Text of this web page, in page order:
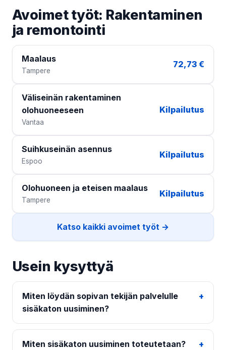
Avoimet työt: Rakentaminen
ja remontointi
Maalaus
Tampere
72,73 €
Väliseinän rakentaminen
olohuoneeseen
Vantaa
Kilpailutus
Suihkuseinän asennus
Espoo
Kilpailutus
Olohuoneen ja eteisen maalaus
Tampere
Kilpailutus
Katso kaikki avoimet työt →
Usein kysyttyä
Miten löydän sopivan tekijän palvelulle
sisäkaton uusiminen?
Miten sisäkaton uusiminen toteutetaan?